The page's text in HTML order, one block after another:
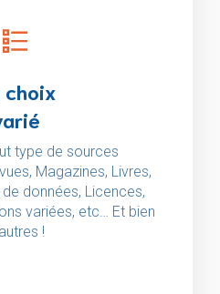
choix
type de sources
Magazines, Livres,
données, Licences,
variées, etc… Et bien
!